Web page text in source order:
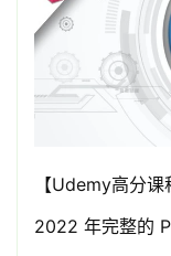
【Udemy高分
2022 年完整的